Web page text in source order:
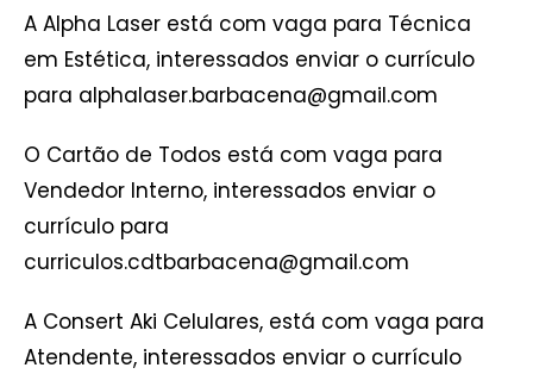
A Alpha Laser está com vaga para Técnica
em Estética, interessados enviar o currículo
para alphalaser.barbacena@gmail.com
O Cartão de Todos está com vaga para
Vendedor Interno, interessados enviar o
currículo para
curriculos.cdtbarbacena@gmail.com
A Consert Aki Celulares, está com vaga para
Atendente, interessados enviar o currículo